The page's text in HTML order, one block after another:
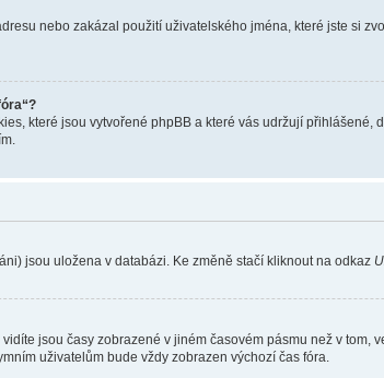
nebo zakázal použití uživatelského jména, které jste si
které jsou vytvořené phpBB a které vás udržují
jsou uložena v databázi. Ke změně stačí kliknout na odkaz
jsou časy zobrazené v jiném časovém pásmu než v
uživatelům bude vždy zobrazen výchozí čas fóra.